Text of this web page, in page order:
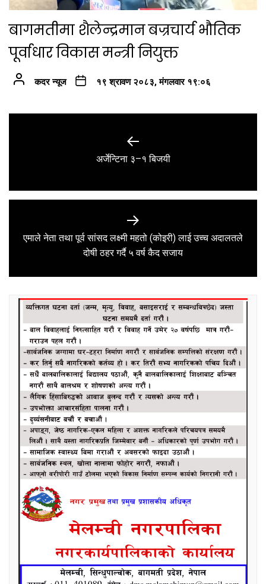
बागमतीमा शैलेन्द्रमान बज्रचार्य भौतिक
पूर्वाधार विकास मन्त्री नियुक्त
कदर न्यूज १९ श्रावण २०८३, मंगलवार १९:०६
Previous
अर्जेन्टिना ३–१ बिजयी
Next
post:
एमाले नेता तथा पूर्व सांसद लक्ष्मी महतो (कोइरी) लाई उच्च अदालतले
दोषी ठहर गर्दै ५ वर्ष कैद सजाय